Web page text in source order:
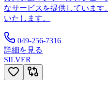
なサービスを提供していま
いたします。
049-256-7316
詳細を見る
SILVER